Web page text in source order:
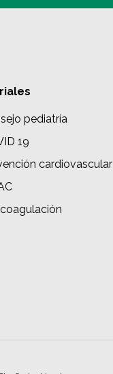
pediatría
19
cardiovascular